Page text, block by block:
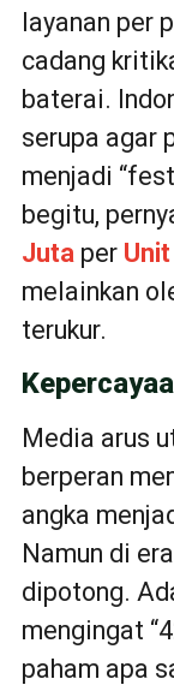
layanan per
cadang
baterai.
serupa agar
menjadi
begitu,
Juta per Unit
melainkan
terukur.
Media arus
berperan
angka
Namun di
dipotong.
mengingat
paham apa